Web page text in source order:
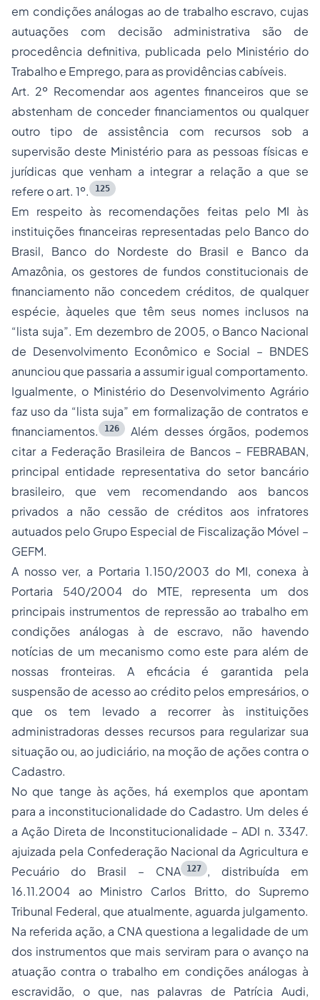
em condições análogas ao de trabalho escravo, cujas
autuações com decisão administrativa são de
procedência definitiva, publicada pelo Ministério do
Trabalho e Emprego, para as providências cabíveis.
Art. 2º Recomendar aos agentes financeiros que se
abstenham de conceder financiamentos ou qualquer
outro tipo de assistência com recursos sob a
supervisão deste Ministério para as pessoas físicas e
jurídicas que venham a integrar a relação a que se
refere o art. 1º.
125
Em respeito às recomendações feitas pelo MI às
instituições financeiras representadas pelo Banco do
Brasil, Banco do Nordeste do Brasil e Banco da
Amazônia, os gestores de fundos constitucionais de
financiamento não concedem créditos, de qualquer
espécie, àqueles que têm seus nomes inclusos na
“lista suja”. Em dezembro de 2005, o Banco Nacional
de Desenvolvimento Econômico e Social – BNDES
anunciou que passaria a assumir igual comportamento.
Igualmente, o Ministério do Desenvolvimento Agrário
faz uso da “lista suja” em formalização de contratos e
financiamentos.
126
Além desses órgãos, podemos
citar a Federação Brasileira de Bancos – FEBRABAN,
principal entidade representativa do setor bancário
brasileiro, que vem recomendando aos bancos
privados a não cessão de créditos aos infratores
autuados pelo Grupo Especial de Fiscalização Móvel –
GEFM.
A nosso ver, a Portaria 1.150/2003 do MI, conexa à
Portaria 540/2004 do MTE, representa um dos
principais instrumentos de repressão ao trabalho em
condições análogas à de escravo, não havendo
notícias de um mecanismo como este para além de
nossas fronteiras. A eficácia é garantida pela
suspensão de acesso ao crédito pelos empresários, o
que os tem levado a recorrer às instituições
administradoras desses recursos para regularizar sua
situação ou, ao judiciário, na moção de ações contra o
Cadastro.
No que tange às ações, há exemplos que apontam
para a inconstitucionalidade do Cadastro. Um deles é
a Ação Direta de Inconstitucionalidade – ADI n. 3347.
ajuizada pela Confederação Nacional da Agricultura e
Pecuário do Brasil – CNA
127
, distribuída em
16.11.2004 ao Ministro Carlos Britto, do Supremo
Tribunal Federal, que atualmente, aguarda julgamento.
Na referida ação, a CNA questiona a legalidade de um
dos instrumentos que mais serviram para o avanço na
atuação contra o trabalho em condições análogas à
escravidão, o que, nas palavras de Patrícia Audi,